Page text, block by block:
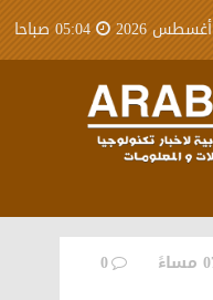
05:04 صباحا
0